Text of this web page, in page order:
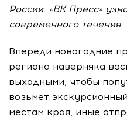
России. «ВК Пресс»
современного течения.
Впереди новогодние
региона наверняка
выходными, чтобы
возьмет
местам края, иные